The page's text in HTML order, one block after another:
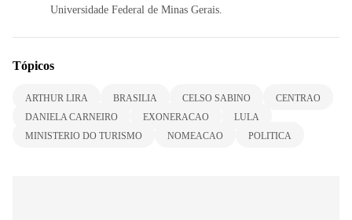
Universidade Federal de Minas Gerais.
Tópicos
ARTHUR LIRA BRASILIA CELSO SABINO
CENTRAO
DANIELA CARNEIRO
EXONERACAO
LULA
MINISTERIO DO TURISMO
NOMEACAO POLITICA